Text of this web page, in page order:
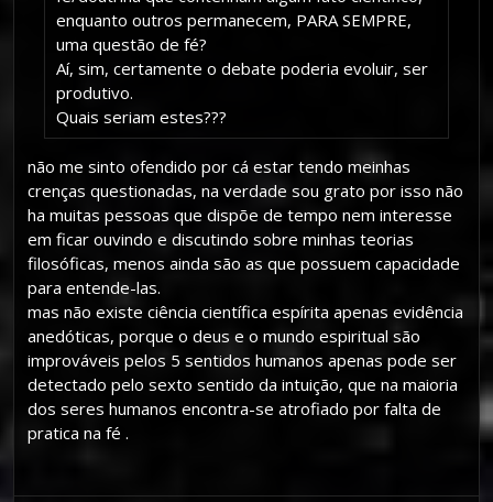
enquanto outros permanecem, PARA SEMPRE,
uma questão de fé?
Aí, sim, certamente o debate poderia evoluir, ser
produtivo.
Quais seriam estes???
não me sinto ofendido por cá estar tendo meinhas
crenças questionadas, na verdade sou grato por isso não
ha muitas pessoas que dispõe de tempo nem interesse
em ficar ouvindo e discutindo sobre minhas teorias
filosóficas, menos ainda são as que possuem capacidade
para entende-las.
mas não existe ciência científica espírita apenas evidência
anedóticas, porque o deus e o mundo espiritual são
improváveis pelos 5 sentidos humanos apenas pode ser
detectado pelo sexto sentido da intuição, que na maioria
dos seres humanos encontra-se atrofiado por falta de
pratica na fé .